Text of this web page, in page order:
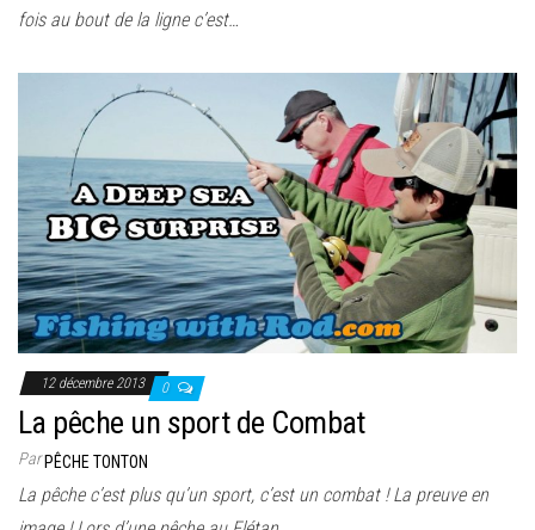
fois au bout de la ligne c’est…
12 décembre 2013 0
La pêche un sport de Combat
ParPÊCHE TONTON
La pêche c’est plus qu’un sport, c’est un combat ! La preuve en